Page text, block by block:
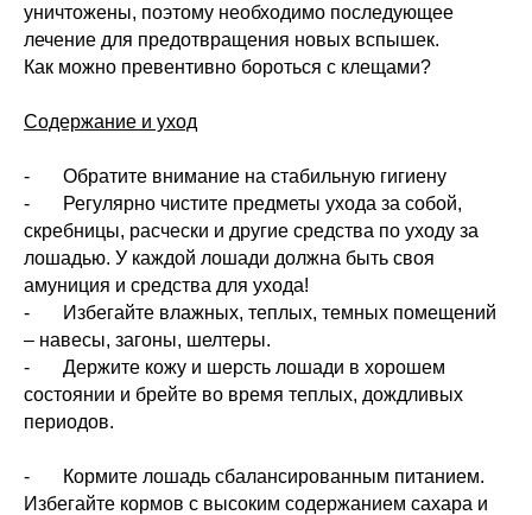
уничтожены, поэтому необходимо последующее
лечение для предотвращения новых вспышек.
Как можно превентивно бороться с клещами?
Содержание и уход
- Обратите внимание на стабильную гигиену
- Регулярно чистите предметы ухода за собой,
скребницы, расчески и другие средства по уходу за
лошадью. У каждой лошади должна быть своя
амуниция и средства для ухода!
- Избегайте влажных, теплых, темных помещений
– навесы, загоны, шелтеры.
- Держите кожу и шерсть лошади в хорошем
состоянии и брейте во время теплых, дождливых
периодов.
- Кормите лошадь сбалансированным питанием.
Избегайте кормов с высоким содержанием сахара и